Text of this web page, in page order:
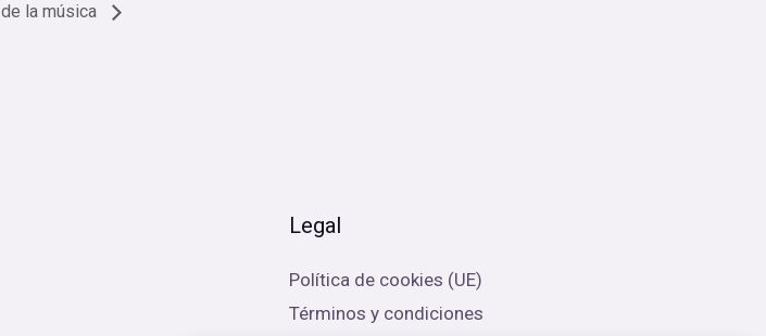
de la música
Legal
Política de cookies (UE)
Términos y condiciones